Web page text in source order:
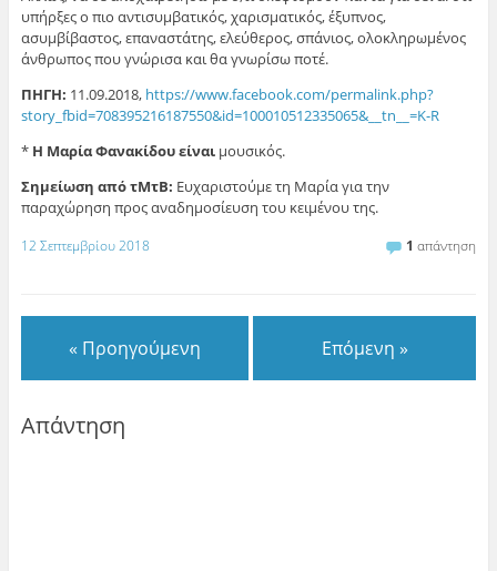
υπήρξες ο πιο αντισυμβατικός, χαρισματικός, έξυπνος,
ασυμβίβαστος, επαναστάτης, ελεύθερος, σπάνιος, ολοκληρωμένος
άνθρωπος που γνώρισα και θα γνωρίσω ποτέ.
ΠΗΓΗ: 11.09.2018, https://www.facebook.com/permalink.php?
story_fbid=708395216187550&id=100010512335065&__tn__=K-R
* Η Μαρία Φανακίδου είναιμουσικός.
Σημείωση από τΜτΒ: Ευχαριστούμε τη Μαρία για την
παραχώρηση προς αναδημοσίευση του κειμένου της.
12 Σεπτεμβρίου 2018 1 απάντηση
« Προηγούμενη Επόμενη »
Απάντηση